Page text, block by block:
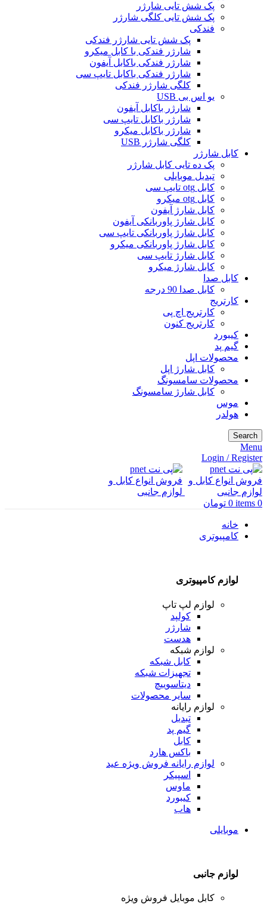
پک شش تایی شارژر
پک شش تایی کلگی شارژر
فندکی
پک شش تایی شارژر فندکی
شارژر فندکی با کابل میکرو
شارژر فندکی باکابل آیفون
شارژر فندکی باکابل تایپ سی
کلگی شارژر فندکی
یو اس بی USB
شارژر باکابل آیفون
شارژر باکابل تایپ سی
شارژر باکابل میکرو
کلگی شارژر USB
کابل شارژر
پک ده تایی کابل شارژر
تبدیل موبایلی
کابل otg تایپ سی
کابل otg میکرو
کابل شارژ آیفون
کابل شارژ پاوربانکی آیفون
کابل شارژ پاوربانکی تایپ سی
کابل شارژ پاوربانکی میکرو
کابل شارژ تایپ سی
کابل شارژ میکرو
کابل صدا
کابل صدا 90 درجه
کارتریج
کارتریج اچ پی
کارتریج کنون
کیبورد
گیم پد
محصولات اپل
کابل شارژ اپل
محصولات سامسونگ
کابل شارژ سامسونگ
موس
هولدر
Search
Menu
Login / Register
0
items
0 تومان
خانه
کامپیوتری
لوازم کامپیوتری
لوازم لپ تاپ
کولپد
شارژر
هدست
لوازم شبکه
کابل شبکه
تجهیزات شبکه
دیتاسوییچ
سایر محصولات
لوازم رایانه
تبدیل
گیم پد
کابل
باکس هارد
لوازم رایانه فروش ویژه عید
اسپیکر
ماوس
کیبورد
هاب
موبایلی
لوازم جانبی
کابل موبایل فروش ویژه